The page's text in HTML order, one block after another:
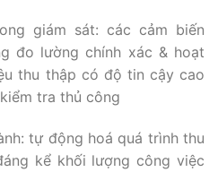
giám sát: các cảm biến
đo lường chính xác & hoạt
thu thập có độ tin cậy cao
tra thủ công
tự động hoá quá trình thu
kể khối lượng công việc